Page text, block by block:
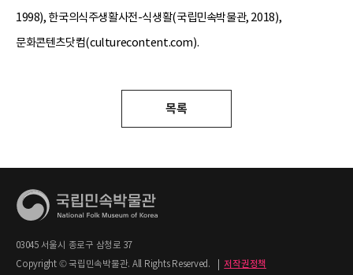
1998), 한국의식주생활사전-식생활(국립민속박물관, 2018),
문화콘텐츠닷컴(culturecontent.com).
목록
03045 서울시 종로구 삼청로 37
Copyright © 국립민속박물관. All Rights Reserved.
저작권정책